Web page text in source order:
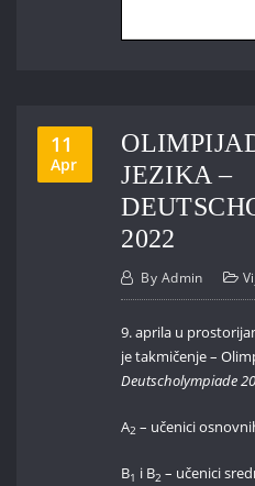
11
Apr
JEZIKA –
2022
By Admin
9. aprila u
je takmičenje –
Deutscholympiade
A2 – učenici
B1 i B2 – učenici